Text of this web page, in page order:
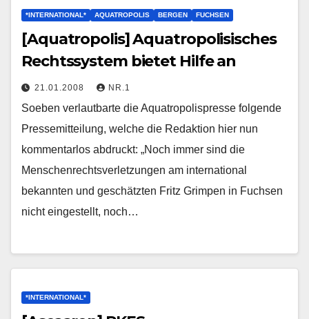
*INTERNATIONAL* AQUATROPOLIS BERGEN FUCHSEN
[Aquatropolis] Aquatropolisisches
Rechtssystem bietet Hilfe an
21.01.2008 NR.1
Soeben verlautbarte die Aquatropolispresse folgende
Pressemitteilung, welche die Redaktion hier nun
kommentarlos abdruckt: „Noch immer sind die
Menschenrechtsverletzungen am international
bekannten und geschätzten Fritz Grimpen in Fuchsen
nicht eingestellt, noch…
*INTERNATIONAL*